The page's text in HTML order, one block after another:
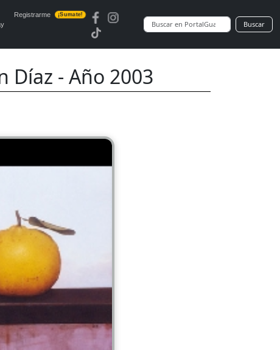
Registrarme ¡Sumate!
Buscar
Díaz - Año 2003